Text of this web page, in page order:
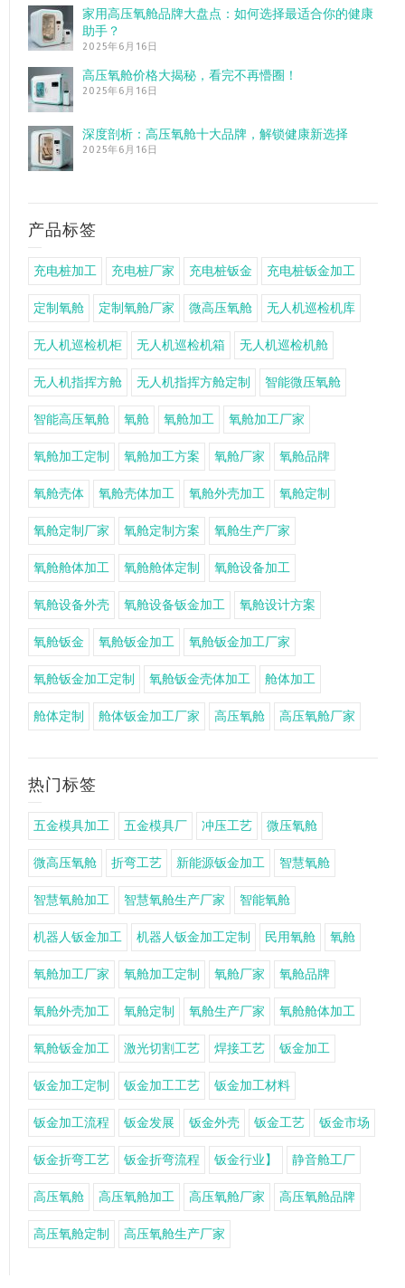
家用高压氧舱品牌大盘点：如何选择最适合你的健康
助手？
2025年6月16日
高压氧舱价格大揭秘，看完不再懵圈！
2025年6月16日
深度剖析：高压氧舱十大品牌，解锁健康新选择
2025年6月16日
产品标签
充电桩加工 充电桩厂家 充电桩钣金 充电桩钣金加工
定制氧舱 定制氧舱厂家 微高压氧舱 无人机巡检机库
无人机巡检机柜 无人机巡检机箱 无人机巡检机舱
无人机指挥方舱 无人机指挥方舱定制 智能微压氧舱
智能高压氧舱 氧舱 氧舱加工 氧舱加工厂家
氧舱加工定制 氧舱加工方案 氧舱厂家 氧舱品牌
氧舱壳体 氧舱壳体加工 氧舱外壳加工 氧舱定制
氧舱定制厂家 氧舱定制方案 氧舱生产厂家
氧舱舱体加工 氧舱舱体定制 氧舱设备加工
氧舱设备外壳 氧舱设备钣金加工 氧舱设计方案
氧舱钣金 氧舱钣金加工 氧舱钣金加工厂家
氧舱钣金加工定制 氧舱钣金壳体加工 舱体加工
舱体定制 舱体钣金加工厂家 高压氧舱 高压氧舱厂家
热门标签
五金模具加工 五金模具厂 冲压工艺 微压氧舱
微高压氧舱 折弯工艺 新能源钣金加工 智慧氧舱
智慧氧舱加工 智慧氧舱生产厂家 智能氧舱
机器人钣金加工 机器人钣金加工定制 民用氧舱 氧舱
氧舱加工厂家 氧舱加工定制 氧舱厂家 氧舱品牌
氧舱外壳加工 氧舱定制 氧舱生产厂家 氧舱舱体加工
氧舱钣金加工 激光切割工艺 焊接工艺 钣金加工
钣金加工定制 钣金加工工艺 钣金加工材料
钣金加工流程 钣金发展 钣金外壳 钣金工艺 钣金市场
钣金折弯工艺 钣金折弯流程 钣金行业】 静音舱工厂
高压氧舱 高压氧舱加工 高压氧舱厂家 高压氧舱品牌
高压氧舱定制 高压氧舱生产厂家